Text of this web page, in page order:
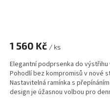
1 560 Kč / ks
Elegantní podprsenka do
Pohodlí bez kompromisů v nové
Nastavitelná ramínka s
design je úžasnou volbou pro